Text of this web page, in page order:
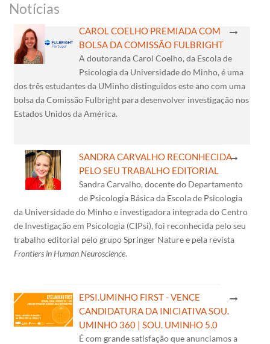
Notícias
CAROL COELHO PREMIADA COM
BOLSA DA COMISSÃO FULBRIGHT
A doutoranda Carol Coelho, da Escola de
Psicologia da Universidade do Minho, é uma
dos três estudantes da UMinho distinguidos este ano com uma
bolsa da Comissão Fulbright para desenvolver investigação nos
Estados Unidos da América.
SANDRA CARVALHO RECONHECIDA
PELO SEU TRABALHO EDITORIAL
Sandra Carvalho, docente do Departamento
de Psicologia Básica da Escola de Psicologia
da Universidade do Minho e investigadora integrada do Centro
de Investigação em Psicologia (CIPsi), foi reconhecida pelo seu
trabalho editorial pelo grupo Springer Nature e pela revista
Frontiers in Human Neuroscience.
EPSI.UMINHO FIRST - VENCE
CANDIDATURA DA INICIATIVA SOU.
UMINHO 360 | SOU. UMINHO 5.0
É com grande satisfação que anunciamos a